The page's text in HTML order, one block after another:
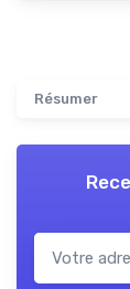
Résumer